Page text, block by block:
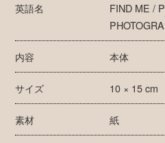
英語名
FIND ME /
内容 本体
サイズ 10 × 15 cm
素材 紙